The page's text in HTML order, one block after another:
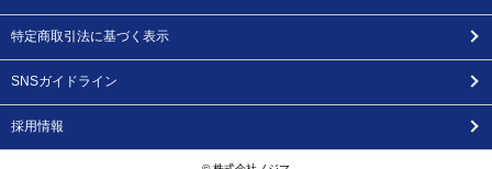
特定商取引法に基づく表示
SNSガイドライン
採用情報